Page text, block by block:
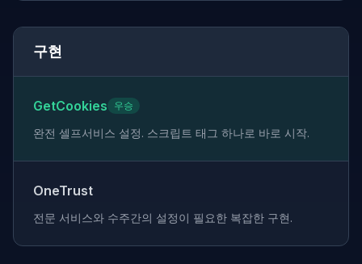
구현
GetCookies 우승
완전 셀프서비스 설정. 스크립트 태그 하나로 바로 시작.
OneTrust
전문 서비스와 수주간의 설정이 필요한 복잡한 구현.